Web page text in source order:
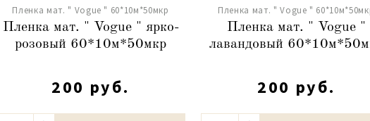
Пленка мат. " Vogue " 60*10м*50мкр
Пленка мат. " Vogue " ярко-
розовый 60*10м*50мкр
200 руб.
Пленка мат. " Vogue "
Пленка мат. " Vogue "
лавандовый
200 руб.